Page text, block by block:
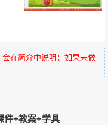
在简介中说明；如果未做
件+教案+学具